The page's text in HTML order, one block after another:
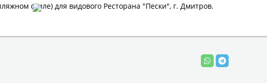
стиле) для видового Ресторана "Пески", г. Дмитров.